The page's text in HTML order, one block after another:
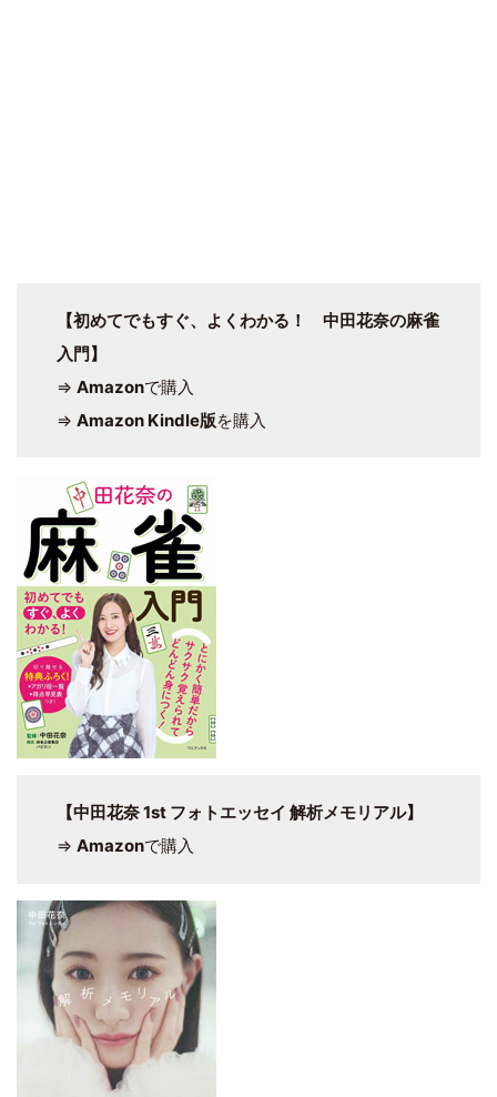
【初めてでもすぐ、よくわかる！ 中田花奈の麻雀
入門】
⇒ Amazonで購入
⇒ Amazon Kindle版を購入
【中田花奈 1st フォトエッセイ 解析メモリアル】
⇒ Amazonで購入